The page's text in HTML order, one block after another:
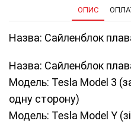
ОПИС
Назва: Сайленблок
Назва: Сайленблок
Модель: Tesla Model 3
одну сторону)
Модель: Tesla Model Y